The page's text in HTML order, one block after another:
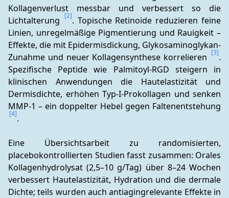
Kollagenverlust messbar und verbessert so die
Lichtalterung
[2]. Topische Retinoide reduzieren feine
Linien, unregelmäßige Pigmentierung und Rauigkeit –
Effekte, die mit Epidermisdickung, Glykosaminoglykan-
Zunahme und neuer Kollagensynthese korrelieren [3].
Spezifische Peptide wie Palmitoyl-RGD steigern in
klinischen Anwendungen die Hautelastizität und
Dermisdichte, erhöhen Typ-I-Prokollagen und senken
[4].
Eine Übersichtsarbeit zu randomisierten,
placebokontrollierten Studien fasst zusammen: Orales
Kollagenhydrolysat (2,5–10 g/Tag) über 8–24 Wochen
verbessert Hautelastizität, Hydration und die dermale
Dichte; teils wurden auch antiagingrelevante Effekte in